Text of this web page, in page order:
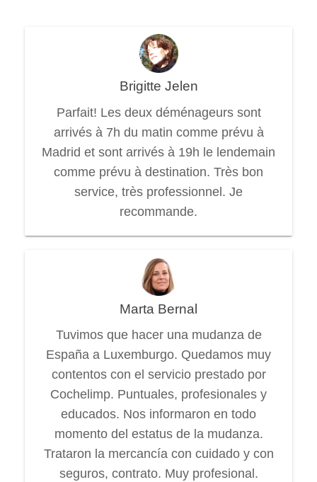
Brigitte Jelen
Parfait! Les deux déménageurs sont
arrivés à 7h du matin comme prévu à
Madrid et sont arrivés à 19h le lendemain
comme prévu à destination. Très bon
service, très professionnel. Je
recommande.
Marta Bernal
Tuvimos que hacer una mudanza de
España a Luxemburgo. Quedamos muy
contentos con el servicio prestado por
Cochelimp. Puntuales, profesionales y
educados. Nos informaron en todo
momento del estatus de la mudanza.
Trataron la mercancía con cuidado y con
seguros, contrato. Muy profesional.